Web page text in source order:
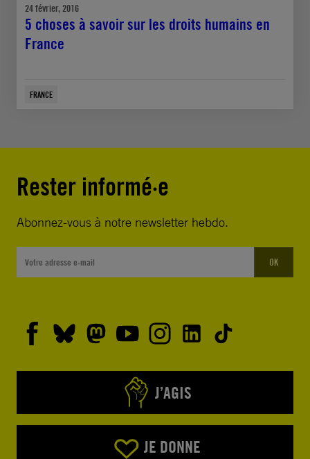
24 février, 2016
5 choses à savoir sur les droits humains en
France
FRANCE
Rester informé·e
Abonnez-vous à notre newsletter hebdo.
OK
J’AGIS
JE DONNE